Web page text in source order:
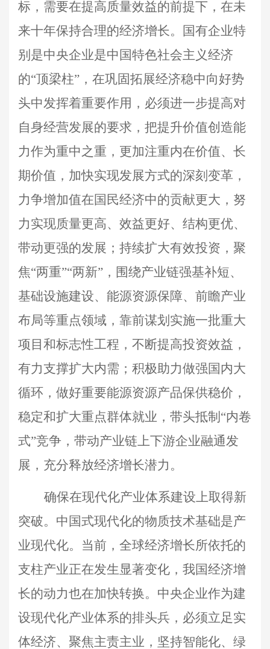
标，需要在提高质量效益的前提下，在未
来十年保持合理的经济增长。国有企业特
别是中央企业是中国特色社会主义经济
的“顶梁柱”，在巩固拓展经济稳中向好势
头中发挥着重要作用，必须进一步提高对
自身经营发展的要求，把提升价值创造能
力作为重中之重，更加注重内在价值、长
期价值，加快实现发展方式的深刻变革，
力争增加值在国民经济中的贡献更大，努
力实现质量更高、效益更好、结构更优、
带动更强的发展；持续扩大有效投资，聚
焦“两重”“两新”，围绕产业链强基补短、
基础设施建设、能源资源保障、前瞻产业
布局等重点领域，靠前谋划实施一批重大
项目和标志性工程，不断提高投资效益，
有力支撑扩大内需；积极助力做强国内大
循环，做好重要能源资源产品保供稳价，
稳定和扩大重点群体就业，带头抵制“内卷
式”竞争，带动产业链上下游企业融通发
展，充分释放经济增长潜力。
确保在现代化产业体系建设上取得新
突破。中国式现代化的物质技术基础是产
业现代化。当前，全球经济增长所依托的
支柱产业正在发生显著变化，我国经济增
长的动力也在加快转换。中央企业作为建
设现代化产业体系的排头兵，必须立足实
体经济、聚焦主责主业，坚持智能化、绿